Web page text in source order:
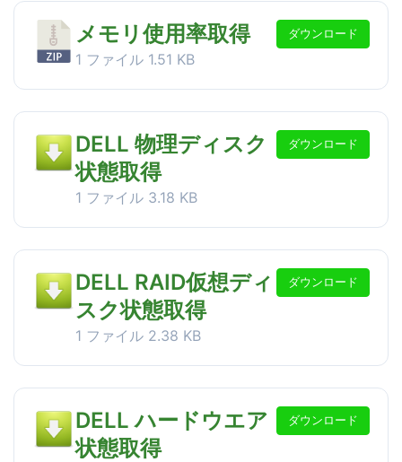
メモリ使用率取得
1 ファイル 1.51 KB
ダウンロード
DELL 物理ディスク
状態取得
1 ファイル 3.18 KB
ダウンロード
DELL RAID仮想ディ
スク状態取得
1 ファイル 2.38 KB
ダウンロード
DELL ハードウエア
状態取得
ダウンロード